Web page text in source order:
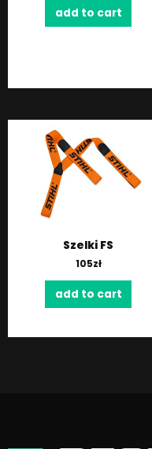
add to cart
Szelki FS
105zł
add to cart